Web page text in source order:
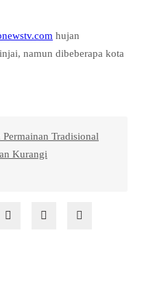
hujan
namun dibeberapa kota
Tradisional
Kurangi